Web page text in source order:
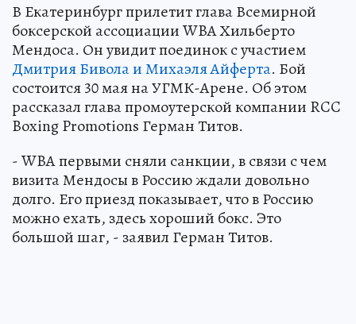
В Екатеринбург прилетит глава Всемирной
боксерской ассоциации WBA Хильберто
Мендоса. Он увидит поединок с участием
Дмитрия Бивола и Михаэля Айферта. Бой
состоится 30 мая на УГМК-Арене. Об этом
рассказал глава промоутерской компании RCC
Boxing Promotions Герман Титов.
- WBA первыми сняли санкции, в связи с чем
визита Мендосы в Россию ждали довольно
долго. Его приезд показывает, что в Россию
можно ехать, здесь хороший бокс. Это
большой шаг, - заявил Герман Титов.